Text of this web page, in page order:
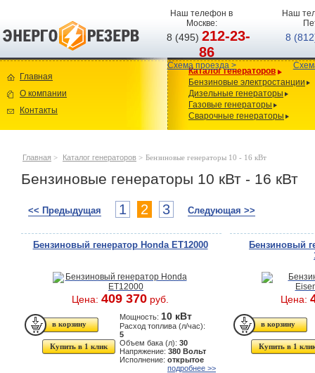
Наш телефон в
Москве:
8 (495)212-23-
86
Схема проезда >
Наш
8
Главная
О компании
Контакты
Каталог генераторов
Бензиновые электростанции
Дизельные генераторы
Газовые генераторы
Сварочные генераторы
Главная > Каталог генераторов > Бензиновые генераторы 10 - 16 кВт
Бензиновые генераторы 10 кВт - 16 кВт
<< Предыдущая 1 2 3 Следующая >>
Бензиновый генератор Honda ET12000
Цена: 409 370 руб.
Купить в 1 клик
Мощность: 10 кВт
Расход топлива (л/час):
5
Объем бака (л): 30
Напряжение: 380 Вольт
Исполнение: открытое
подробнее >>
Бензиновый
Цена:
Купить в 1